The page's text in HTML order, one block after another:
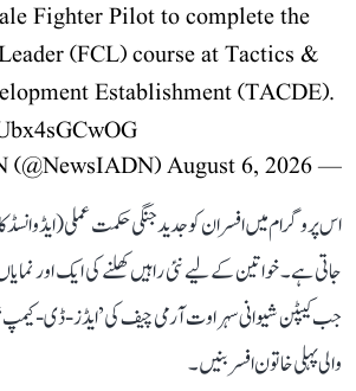
Fighter Pilot to complete the
(FCL) course at Tactics &
Establishment (TACDE).
— IADN (@NewsIADN)
August 6, 2026
اس پروگرام میں افسران کو جدید جنگی حکمت عملی
جاتی ہے۔ خواتین کے لیے نئی راہیں کھلنے کی ایک اور
جب کیپٹن شیوانی سہراوت آرمی چیف کی ’ایڈز-ڈی-
والی پہلی خاتون افسر بنیں۔